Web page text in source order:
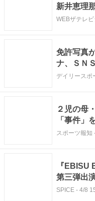
新井恵理
いいトリ
WEBザテレ
免許写真
ナ、ＳＮ
騒然「写
デイリースポ
２児の母
「事件」
丈夫です
スポーツ報知
『EBISU
第三弾出
理那の絵
SPICE - 4/8